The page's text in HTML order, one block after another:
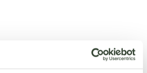
ban alakult és 2014 márciusában